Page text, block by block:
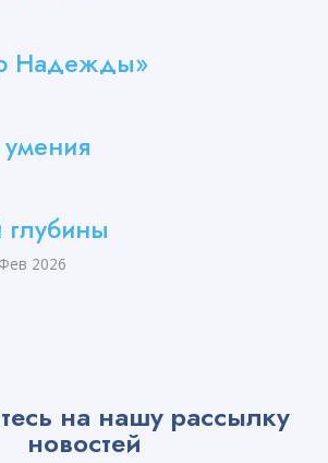
Надежды»
глубины
2026
на нашу рассылку
новостей